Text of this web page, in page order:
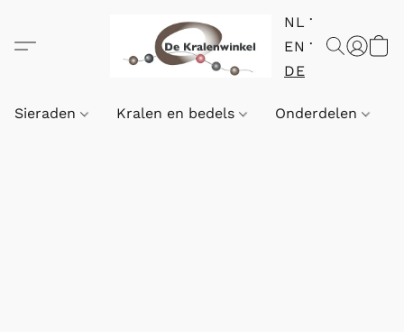
NL
EN
DE
Sieraden Kralen en bedels Onderdelen